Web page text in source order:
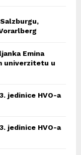
Emina
univerzitetu u
jedinice HVO-a
jedinice HVO-a